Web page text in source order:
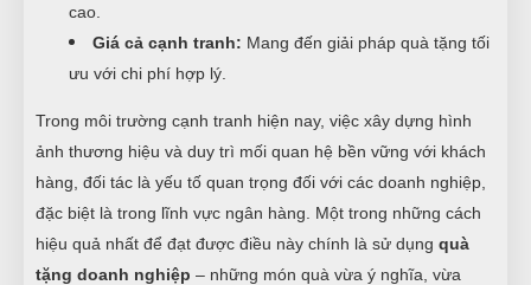
cao.
Giá cả cạnh tranh: Mang đến giải pháp quà tặng tối
ưu với chi phí hợp lý.
Trong môi trường cạnh tranh hiện nay, việc xây dựng hình
ảnh thương hiệu và duy trì mối quan hệ bền vững với khách
hàng, đối tác là yếu tố quan trọng đối với các doanh nghiệp,
đặc biệt là trong lĩnh vực ngân hàng. Một trong những cách
hiệu quả nhất để đạt được điều này chính là sử dụng quà
tặng doanh nghiệp – những món quà vừa ý nghĩa, vừa